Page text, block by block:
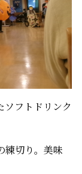
ソフトドリンク
練切り。美味